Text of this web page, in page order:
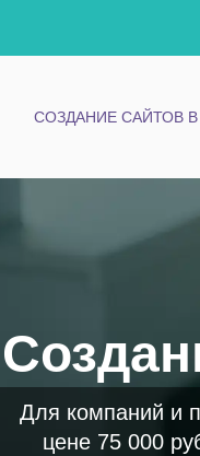
СОЗДАНИЕ САЙТОВ В
Для компаний и
цене 75 000